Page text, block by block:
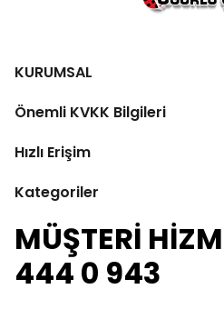
KURUMSAL
Önemli KVKK Bilgileri
Hızlı Erişim
Kategoriler
MÜŞTERİ
444 0 943